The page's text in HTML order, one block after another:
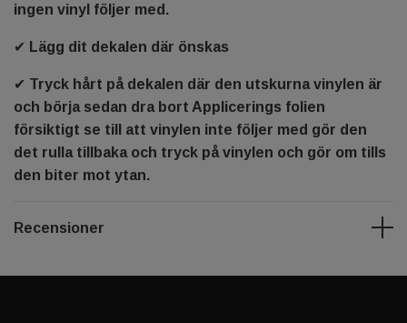
ingen vinyl följer med.
✔ Lägg dit dekalen där önskas
✔ Tryck hårt på dekalen där den utskurna vinylen är
och börja sedan dra bort Applicerings folien
försiktigt se till att vinylen inte följer med gör den
det rulla tillbaka och tryck på vinylen och gör om tills
den biter mot ytan.
Recensioner